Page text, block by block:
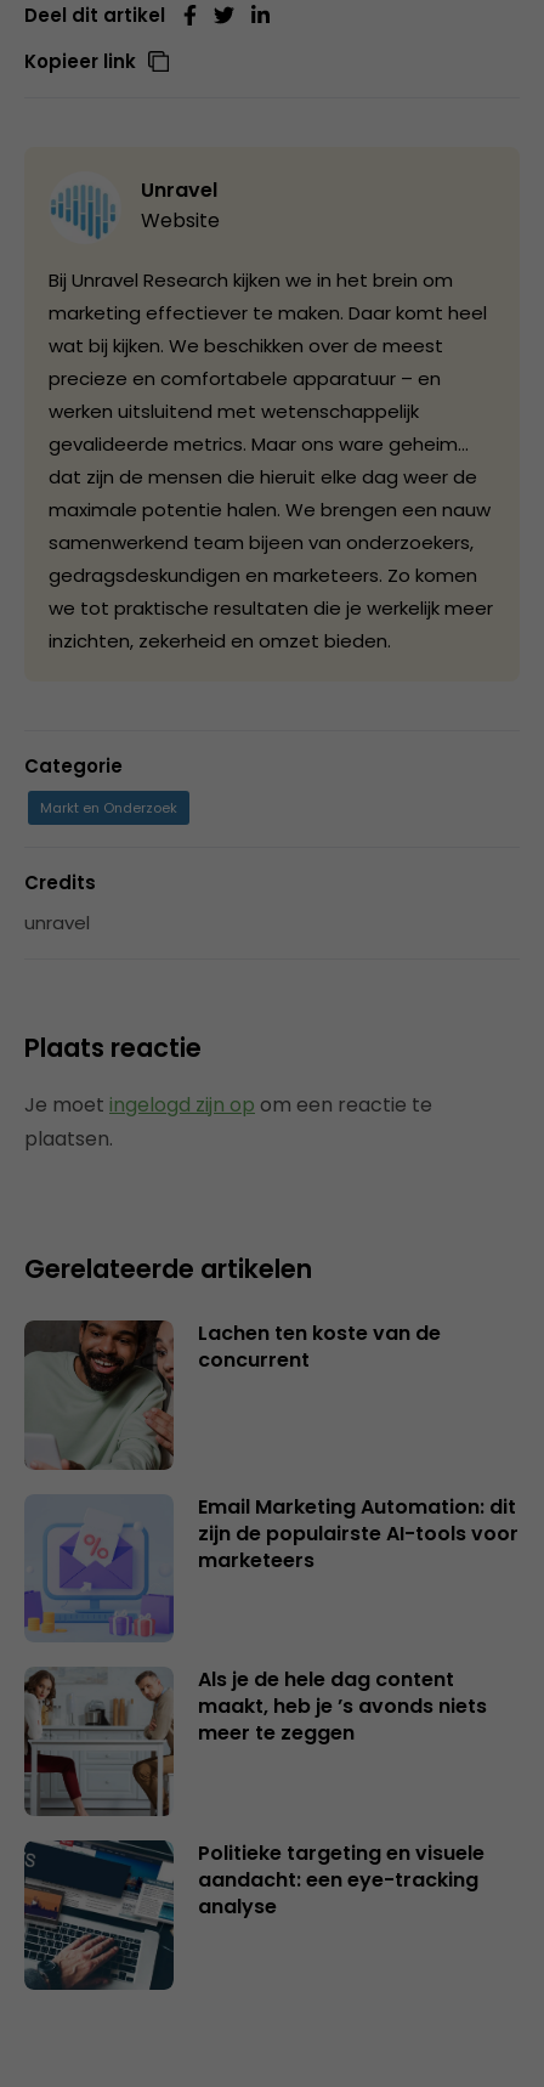
Deel dit artikel
Kopieer link
Unravel
Website
Bij Unravel Research kijken we in het brein om
marketing effectiever te maken. Daar komt heel
wat bij kijken. We beschikken over de meest
precieze en comfortabele apparatuur – en
werken uitsluitend met wetenschappelijk
gevalideerde metrics. Maar ons ware geheim...
dat zijn de mensen die hieruit elke dag weer de
maximale potentie halen. We brengen een nauw
samenwerkend team bijeen van onderzoekers,
gedragsdeskundigen en marketeers. Zo komen
we tot praktische resultaten die je werkelijk meer
inzichten, zekerheid en omzet bieden.
Categorie
Markt en Onderzoek
Credits
unravel
Plaats reactie
Je moet ingelogd zijn op om een reactie te
plaatsen.
Gerelateerde artikelen
Lachen ten koste van de
concurrent
Email Marketing Automation: dit
zijn de populairste AI-tools voor
marketeers
Als je de hele dag content
maakt, heb je ’s avonds niets
meer te zeggen
Politieke targeting en visuele
aandacht: een eye-tracking
analyse